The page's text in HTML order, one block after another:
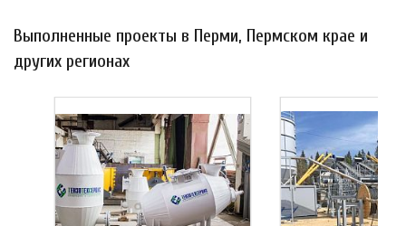
Выполненные проекты в Перми, Пермском крае и
других регионах